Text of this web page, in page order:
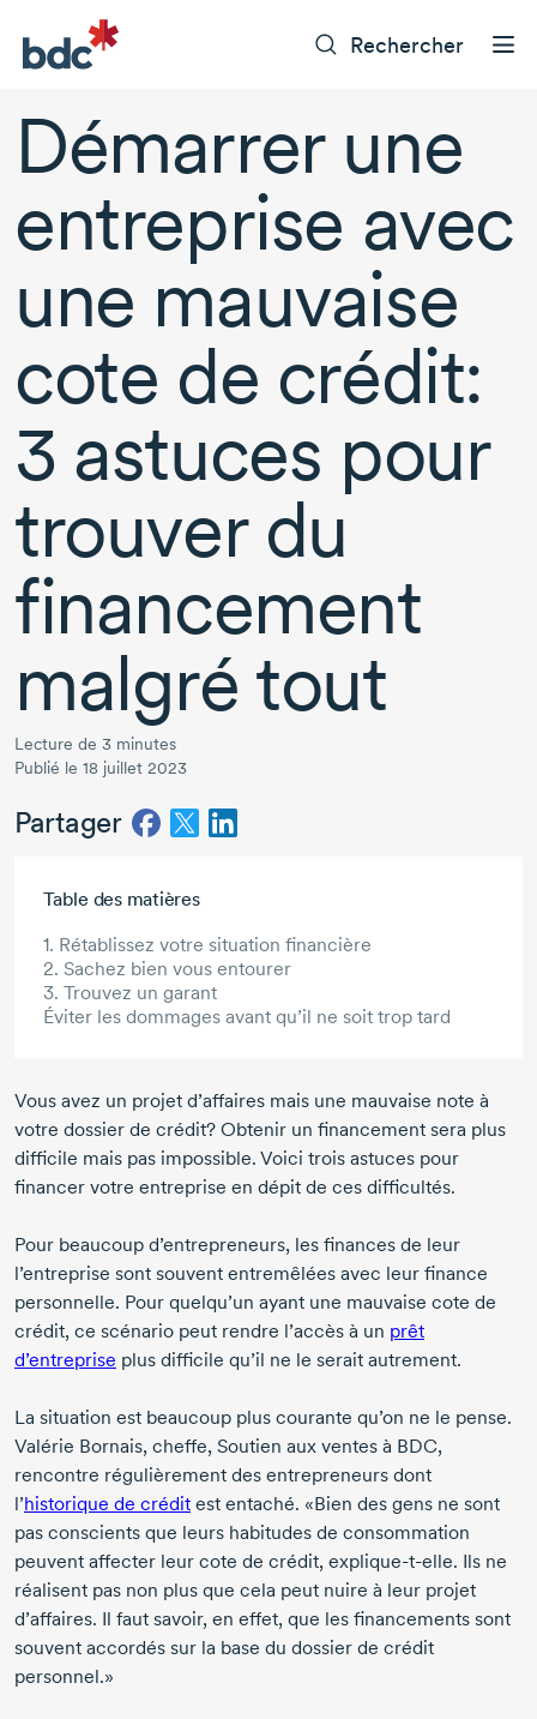
Rechercher
Démarrer une
entreprise avec
une mauvaise
cote de crédit:
3 astuces pour
trouver du
financement
malgré tout
Lecture de 3 minutes
Publié le 18 juillet 2023
Partager
Table des matières
1. Rétablissez votre situation financière
2. Sachez bien vous entourer
3. Trouvez un garant
Éviter les dommages avant qu’il ne soit trop tard
Vous avez un projet d’affaires mais une mauvaise note à
votre dossier de crédit? Obtenir un financement sera plus
difficile mais pas impossible. Voici trois astuces pour
financer votre entreprise en dépit de ces difficultés.
Pour beaucoup d’entrepreneurs, les finances de leur
l’entreprise sont souvent entremêlées avec leur finance
personnelle. Pour quelqu’un ayant une mauvaise cote de
crédit, ce scénario peut rendre l’accès à un prêt
d’entreprise plus difficile qu’il ne le serait autrement.
La situation est beaucoup plus courante qu’on ne le pense.
Valérie Bornais, cheffe, Soutien aux ventes à BDC,
rencontre régulièrement des entrepreneurs dont
l’historique de crédit est entaché. «Bien des gens ne sont
pas conscients que leurs habitudes de consommation
peuvent affecter leur cote de crédit, explique-t-elle. Ils ne
réalisent pas non plus que cela peut nuire à leur projet
d’affaires. Il faut savoir, en effet, que les financements sont
souvent accordés sur la base du dossier de crédit
personnel.»